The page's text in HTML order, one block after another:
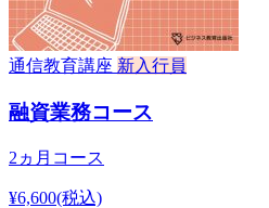
通信教育講座 新入行員
融資業務コース
2ヵ月コース
¥6,600(税込)